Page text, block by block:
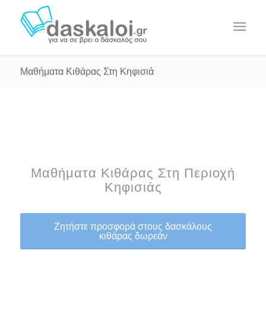
Μαθήματα Κιθάρας Στη Κηφισιά
Μαθήματα Κιθάρας Στη Περιοχή
Κηφισιάς
Ζητήστε προσφορά στους δασκάλους
κιθάρας δωρεάν